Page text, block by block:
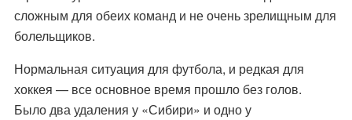
сложным для обеих команд и не очень зрелищным для
болельщиков.
Нормальная ситуация для футбола, и редкая для
хоккея — все основное время прошло без голов.
Было два удаления у «Сибири» и одно у